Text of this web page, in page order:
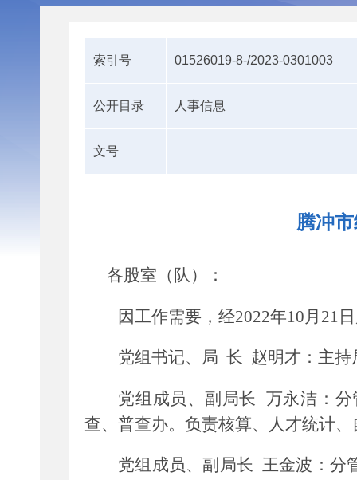
索引号 01526019-8-/2023-0301003
公开目录 人事信息
文号
腾冲
各股室 （ 队 ） ：
因工作需要 ，经2022年10 月 21 日
党组书记、局 长 赵明才 ： 主持
党组成员、副局长 万永洁： 分
查、 普查办。负责核算、人才统计
党组成员、副局长 王金波： 分